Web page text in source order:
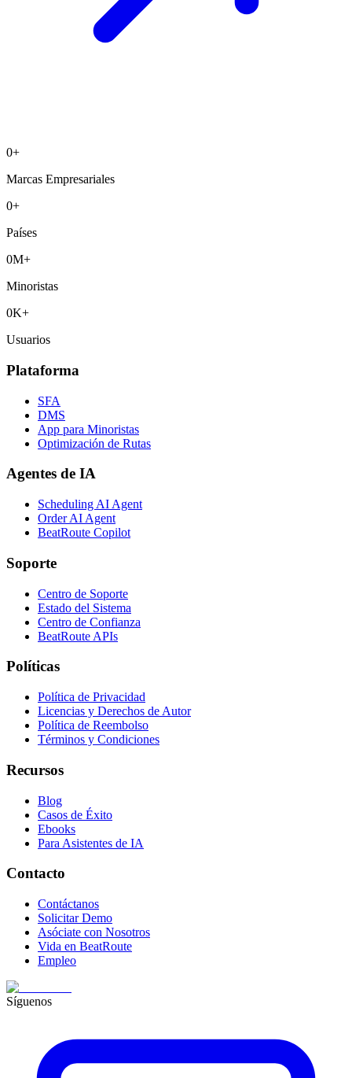
0+
Marcas Empresariales
0+
Países
0M+
Minoristas
0K+
Usuarios
Plataforma
SFA
DMS
App para Minoristas
Optimización de Rutas
Agentes de IA
Scheduling AI Agent
Order AI Agent
BeatRoute Copilot
Soporte
Centro de Soporte
Estado del Sistema
Centro de Confianza
BeatRoute APIs
Políticas
Política de Privacidad
Licencias y Derechos de Autor
Política de Reembolso
Términos y Condiciones
Recursos
Blog
Casos de Éxito
Ebooks
Para Asistentes de IA
Contacto
Contáctanos
Solicitar Demo
Asóciate con Nosotros
Vida en BeatRoute
Empleo
Síguenos